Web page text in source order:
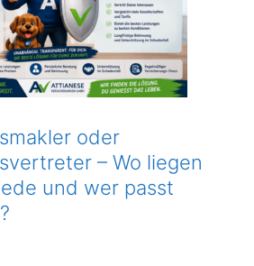
oder
– Wo liegen
und wer passt